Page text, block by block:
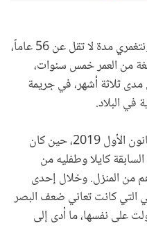
قضت محكمة أمريكية بسجن آدم مونتغمري مدة لا تقل عن 56 عاماً،
من العمر خمس سنوات،
ثلاثة أشهر، في جريمة
في البلاد.
وتعود تفاصيل القضية إلى ديسمبر/كانون الأول 2019، حين كان
كايلا وطفليه من
من المنزل. وخلال إحدى
التي كانت تعاني ضعف البصر
على نفسها، ما أدى إلى